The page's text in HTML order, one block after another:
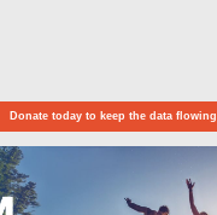
Donate today to keep the data flowing